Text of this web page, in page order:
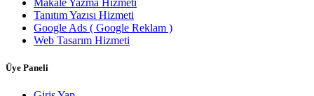
Makale Yazma Hizmeti
Tanıtım Yazısı Hizmeti
Google Ads ( Google Reklam )
Web Tasarım Hizmeti
Üye Paneli